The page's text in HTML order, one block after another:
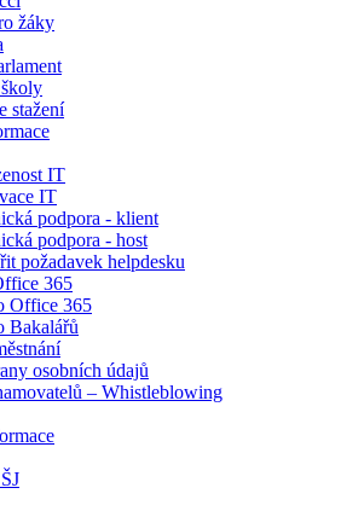
žáky
stažení
IT
IT
podpora - klient
podpora - host
požadavek helpdesku
365
Office 365
Bakalářů
osobních údajů
– Whistleblowing